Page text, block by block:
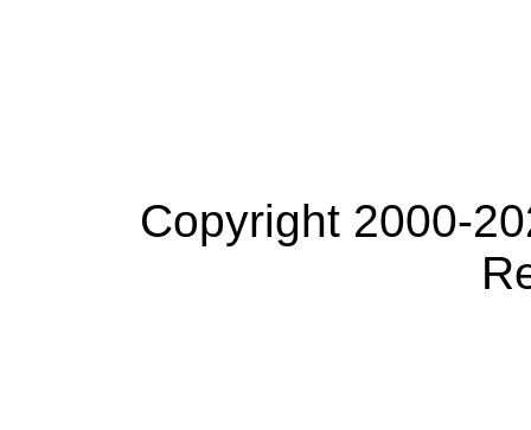
Copyright 2000-